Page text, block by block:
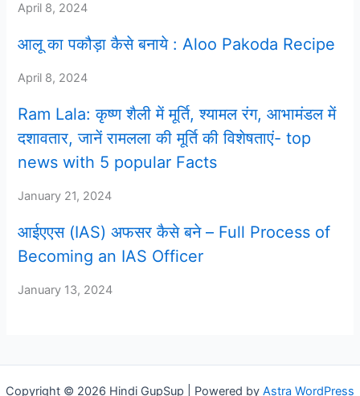
April 8, 2024
आलू का पकौड़ा कैसे बनाये : Aloo Pakoda Recipe
April 8, 2024
Ram Lala: कृष्ण शैली में मूर्ति, श्यामल रंग, आभामंडल में
दशावतार, जानें रामलला की मूर्ति की विशेषताएं- top
news with 5 popular Facts
January 21, 2024
आईएएस (IAS) अफसर कैसे बने – Full Process of
Becoming an IAS Officer
January 13, 2024
Copyright © 2026 Hindi GupSup | Powered by Astra WordPress